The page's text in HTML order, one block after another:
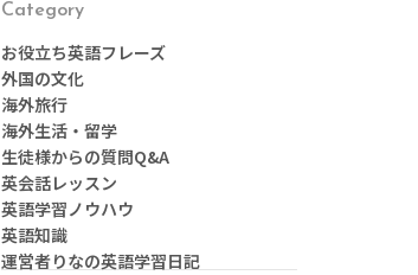
Category
お役立ち英語フレーズ
外国の文化
海外旅行
海外生活・留学
生徒様からの質問Q&A
英会話レッスン
英語学習ノウハウ
英語知識
運営者りなの英語学習日記